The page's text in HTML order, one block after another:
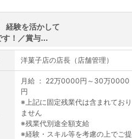
経験を活かして
す！／賞与...
洋菓子店の店長（店舗管理）
月給 ： 22万0000円～30万0000
円
※上記に固定残業代は含まれており
ません
※残業代別途全額支給
※経験・スキル等を考慮の上でご提